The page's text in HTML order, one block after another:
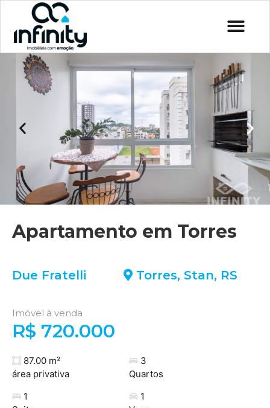
Apartamento em Torres
Due Fratelli Torres, Stan, RS
Imóvel à venda
R$ 720.000
87.00 m²
área privativa
3
Quartos
1
1